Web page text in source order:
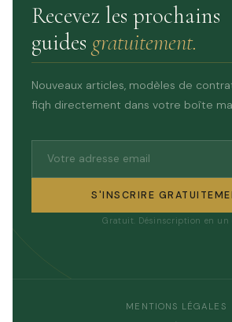
Recevez les prochains
guides gratuitement.
Nouveaux articles, modèles de
fiqh directement dans votre boîte
S'INSCRIRE
Gratuit. Désinscription en un
MENTIONS LÉGALES